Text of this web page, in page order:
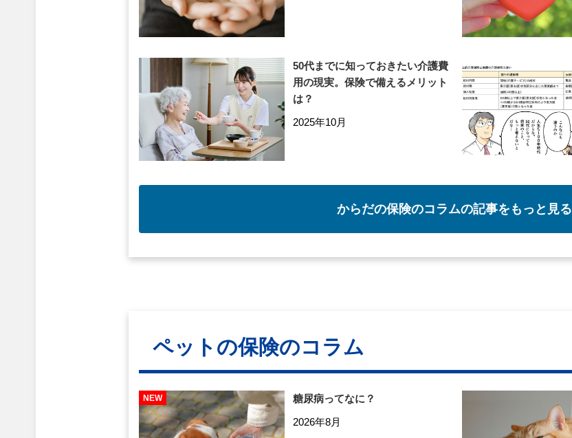
50代までに知っておきたい介護費
用の現実。保険で備えるメリット
は？
2025年10月
からだの保険のコラムの記事をもっと見る
ペットの保険のコラム
糖尿病ってなに？
2026年8月